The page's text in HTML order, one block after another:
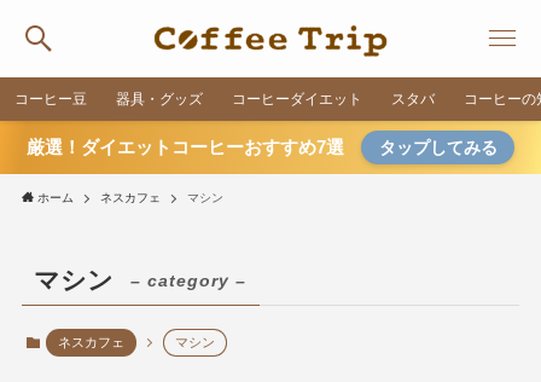
コーヒー豆 器具・グッズ コーヒーダイエット スタバ コーヒーの
厳選！ダイエットコーヒーおすすめ7選 タップしてみる
ホーム ネスカフェ マシン
マシン – category –
ネスカフェ マシン